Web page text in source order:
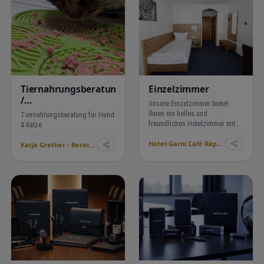
Tiernahrungsberatung
/
Tiernahrungssprechstunde
Tiernahrungsberatung für Hund
& Katze
Katja Grether - Beratung & Service rund ums Tier ›
Einzelzimmer
Unsere Einzelzimmer bietet
Ihnen ein helles und
freundliches Hotelzimmer mit
Balkon oder Terrasse. &nbsp
Hotel-Garni Café Räpple ›